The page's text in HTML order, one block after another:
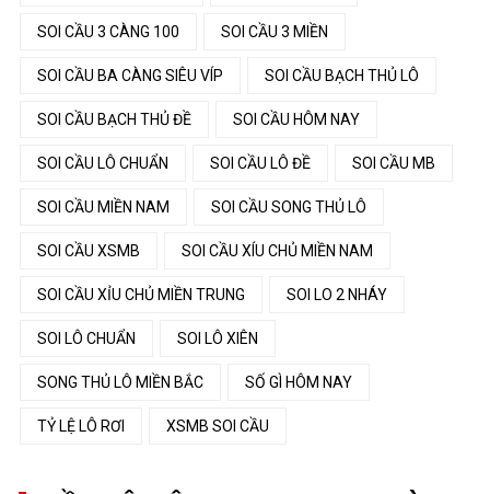
SOI CẦU 3 CÀNG 100 SOI CẦU 3 MIỀN
SOI CẦU BA CÀNG SIÊU VÍP SOI CẦU BẠCH THỦ LÔ
SOI CẦU BẠCH THỦ ĐỀ SOI CẦU HÔM NAY
SOI CẦU LÔ CHUẨN SOI CẦU LÔ ĐỀ SOI CẦU MB
SOI CẦU MIỀN NAM SOI CẦU SONG THỦ LÔ
SOI CẦU XSMB SOI CẦU XÍU CHỦ MIỀN NAM
SOI CẦU XỈU CHỦ MIỀN TRUNG SOI LO 2 NHÁY
SOI LÔ CHUẨN SOI LÔ XIÊN
SONG THỦ LÔ MIỀN BẮC SỐ GÌ HÔM NAY
TỶ LỆ LÔ RƠI XSMB SOI CẦU